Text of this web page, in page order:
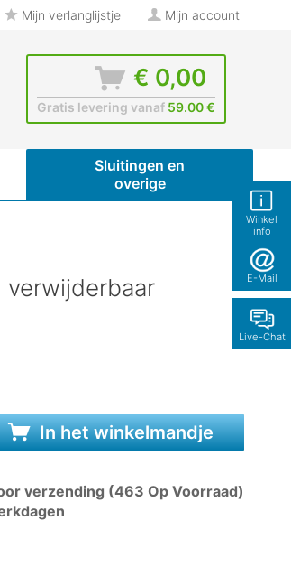
Winkel
info
E-Mail
Live-Chat
Mijn verlanglijstje Mijn account
€ 0,00
Gratis levering vanaf 59.00 €
Sluitingen en
overige
In het winkelmandje
verzending (463 Op Voorraad)